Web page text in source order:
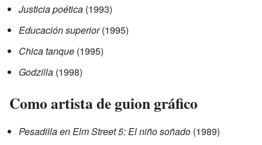
Justicia poética (1993)
Educación superior(1995)
Chica tanque (1995)
Godzilla (1998)
Como artista de guion gráfico
Pesadilla en Elm Street 5: El niño soñado (1989)